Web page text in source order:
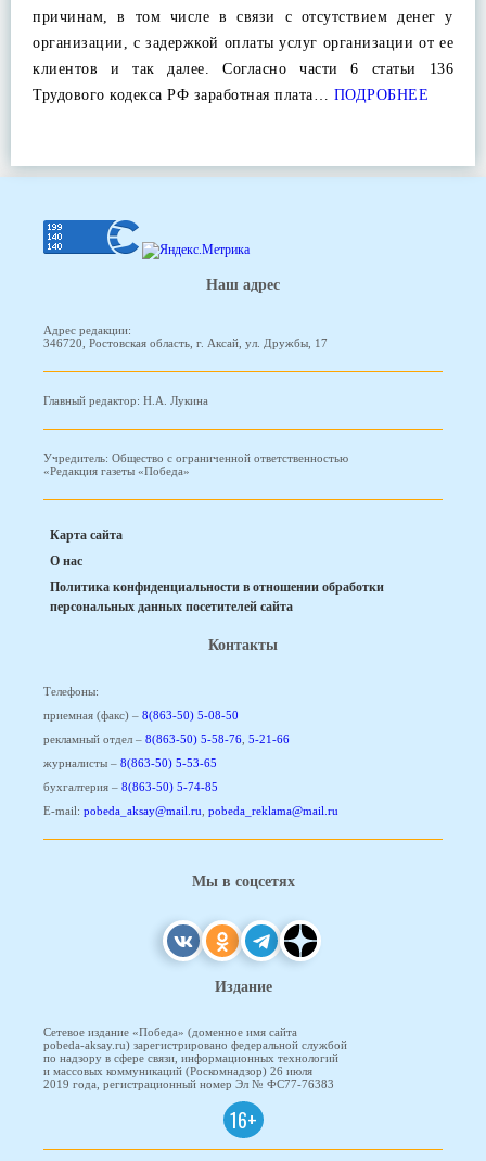
причинам, в том числе в связи с отсутствием денег у
организации, с задержкой оплаты услуг организации от ее
клиентов и так далее. Согласно части 6 статьи 136
Трудового кодекса РФ заработная плата… ПОДРОБНЕЕ
Наш адрес
Адрес редакции:
346720, Ростовская область, г. Аксай, ул. Дружбы, 17
Главный редактор: Н.А. Лукина
Учредитель: Общество с ограниченной ответственностью
«Редакция газеты «Победа»
Карта сайта
О нас
Политика конфиденциальности в отношении обработки
персональных данных посетителей сайта
Контакты
Телефоны:
приемная (факс) – 8(863-50) 5-08-50
рекламный отдел – 8(863-50) 5-58-76 5-21-66
журналисты – 8(863-50) 5-53-65
бухгалтерия – 8(863-50) 5-74-85
E-mail: pobeda_aksay@mail.ru pobeda_reklama@mail.ru
Мы в соцсетях
Издание
Сетевое издание «Победа» (доменное имя сайта
pobeda-aksay.ru) зарегистрировано федеральной службой
по надзору в сфере связи, информационных технологий
и массовых коммуникаций (Роскомнадзор) 26 июля
2019 года, регистрационный номер Эл № ФС77-76383
16+